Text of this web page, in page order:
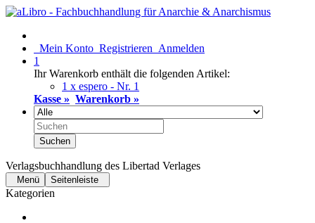
Mein Konto Registrieren Anmelden
1
Ihr Warenkorb enthält die folgenden Artikel:
1 x espero - Nr. 1
Kasse » Warenkorb »
Suchen
Verlagsbuchhandlung des Libertad Verlages
Menü Seitenleiste
Kategorien